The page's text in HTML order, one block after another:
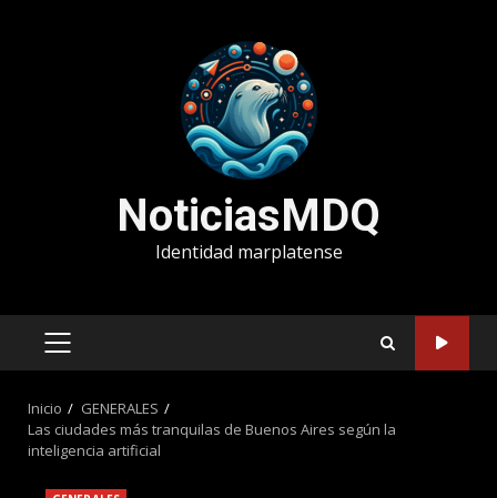
NoticiasMDQ
Identidad marplatense
MENÚ
Inicio
GENERALES
Las ciudades más tranquilas de Buenos Aires según la
inteligencia artificial